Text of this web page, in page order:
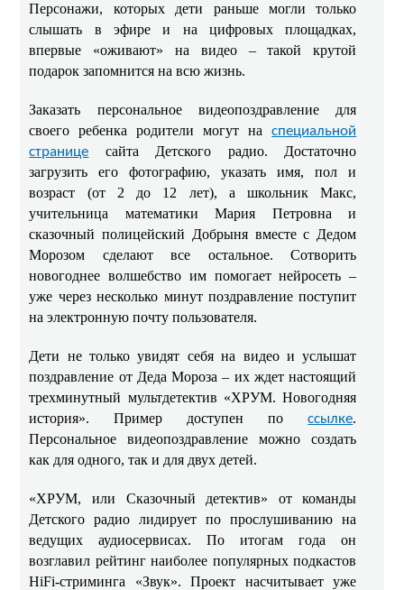
Персонажи, которых дети раньше могли только
слышать в эфире и на цифровых площадках,
впервые «оживают» на видео – такой крутой
подарок запомнится на всю жизнь.
Заказать персональное видеопоздравление для
своего ребенка родители могут наспециальной
странице сайта Детского радио. Достаточно
загрузить его фотографию, указать имя, пол и
возраст (от 2 до 12 лет), а школьник Макс,
учительница математики Мария Петровна и
сказочный полицейский Добрыня вместе с Дедом
Морозом сделают все остальное. Сотворить
новогоднее волшебство им помогает нейросеть –
уже через несколько минут поздравление поступит
на электронную почту пользователя.
Дети не только увидят себя на видео и услышат
поздравление от Деда Мороза – их ждет настоящий
трехминутный мультдетектив «ХРУМ. Новогодняя
история». Пример доступен поссылке.
Персональное видеопоздравление можно создать
как для одного, так и для двух детей.
«ХРУМ, или Сказочный детектив» от команды
Детского радио лидирует по прослушиванию на
ведущих аудиосервисах. По итогам года он
возглавил рейтинг наиболее популярных подкастов
HiFi-стриминга «Звук». Проект насчитывает уже